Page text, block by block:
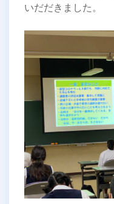
いだだきました。